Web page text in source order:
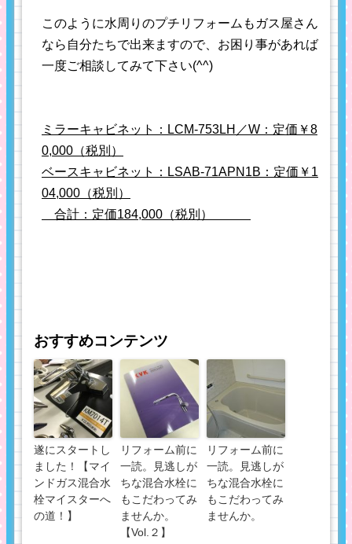
このように水周りのプチリフォームもガス屋さん
なら自分たちで出来ますので、お困り事があれば
一度ご相談してみて下さい(^^)
ミラーキャビネット：LCM-753LH／W：定価￥8
0,000（税別）
ベースキャビネット：LSAB-71APN1B：定価￥1
04,000（税別）
合計：定価184,000（税別）
おすすめコンテンツ
遂にスタートし
ました！【マイ
ンドガス混合水
栓マイスターへ
の道！】
リフォーム前に
一読。見逃しが
ちな混合水栓に
もこだわってみ
ませんか。
【Vol.２】
リフォーム前に
一読。見逃しが
ちな混合水栓に
もこだわってみ
ませんか。